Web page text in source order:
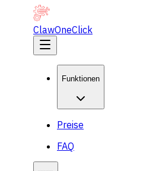
ClawOneClick
Funktionen
Preise
FAQ